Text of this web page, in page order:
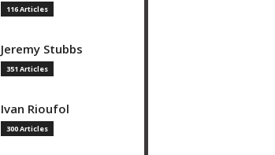
116 Articles
Jeremy Stubbs
351 Articles
Ivan Rioufol
300 Articles